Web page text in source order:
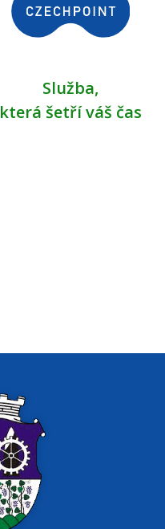
Služba,
která šetří váš čas